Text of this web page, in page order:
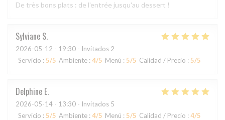
De très bons plats : de l'entrée jusqu'au dessert !
Sylviane S
2026-05-12 - 19:30 - Invitados 2
Servicio : 5/5 Ambiente : 4/5 Menú : 5/5 Calidad / Precio : 5/5
Delphine E
2026-05-14 - 13:30 - Invitados 5
Servicio : 5/5 Ambiente : 4/5 Menú : 5/5 Calidad / Precio : 4/5